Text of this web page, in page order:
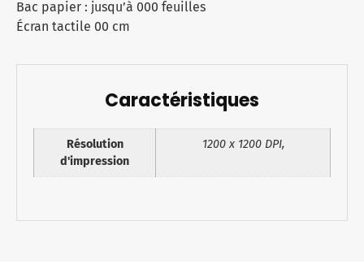
Bac papier : jusqu’à 000 feuilles
Écran tactile 00 cm
Caractéristiques
Résolution
d'impression
1200 x 1200 DPI,